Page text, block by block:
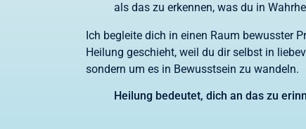
als das zu erkennen, was du in
Ich begleite dich in einen Raum bewusster
Heilung geschieht, weil du dir selbst in
sondern um es in Bewusstsein zu wandeln.
Heilung bedeutet, dich an das zu